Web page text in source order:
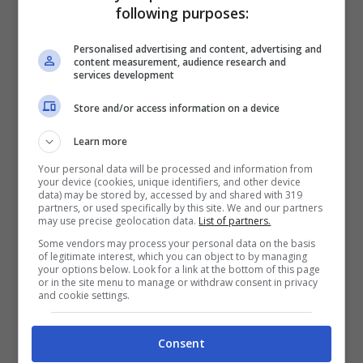
Nel corso di un’intervista, Carlo Conti ha ripercorso la sua
infanzia ricordando la morte del padre (Foto Ansa) –
ladradibiciclette.it
Mio padre è morto quando avevo 18 mesi
a causa di un tumore ai polmoni– aveva
raccontato in un’intervista alCorriere della
Sera-.Mia madre è stata straordinaria, ha
dovuto fare da padre e da madre
following purposes:
Personalised advertising and content, advertising and
content measurement, audience research and
services development
Store and/or access information on a device
Learn more
Your personal data will be processed and information from
your device (cookies, unique identifiers, and other device
data) may be stored by, accessed by and shared with 319
partners, or used specifically by this site. We and our partners
may use precise geolocation data. List of partners.
Some vendors may process your personal data on the basis
of legitimate interest, which you can object to by managing
your options below. Look for a link at the bottom of this page
or in the site menu to manage or withdraw consent in privacy
and cookie settings.
Consent